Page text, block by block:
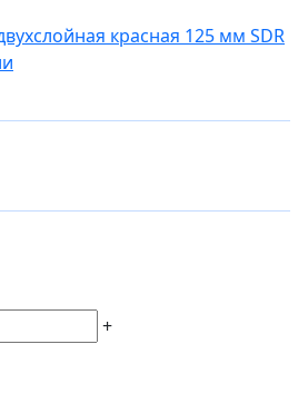
красная 125 мм SDR
+